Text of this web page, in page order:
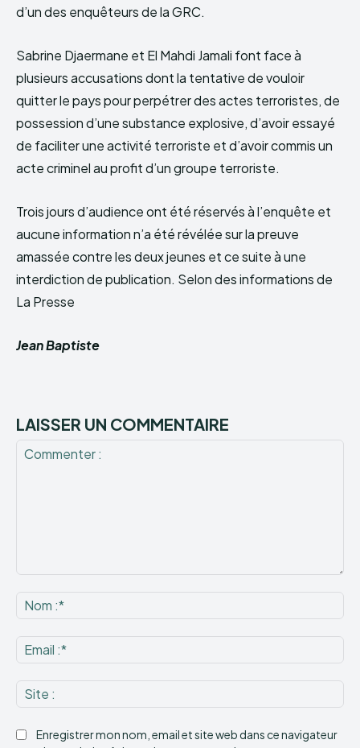
d’un des enquêteurs de la GRC.
Sabrine Djaermane et El Mahdi Jamali font face à
plusieurs accusations dont la tentative de vouloir
quitter le pays pour perpétrer des actes terroristes, de
possession d’une substance explosive, d’avoir essayé
de faciliter une activité terroriste et d’avoir commis un
acte criminel au profit d’un groupe terroriste.
Trois jours d’audience ont été réservés à l’enquête et
aucune information n’a été révélée sur la preuve
amassée contre les deux jeunes et ce suite à une
interdiction de publication. Selon des informations de
La Presse
Jean Baptiste
LAISSER UN COMMENTAIRE
:*
:*
:
Enregistrer mon nom, email et site web dans ce navigateur